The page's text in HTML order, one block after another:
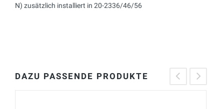
N) zusätzlich installiert in 20-2336/46/56
DAZU PASSENDE PRODUKTE